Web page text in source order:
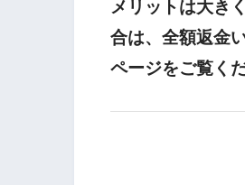
メリットは大き
合は、全額返金
ページをご覧くだ